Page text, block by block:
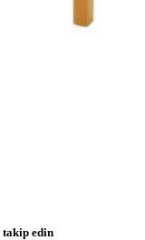
takip edin